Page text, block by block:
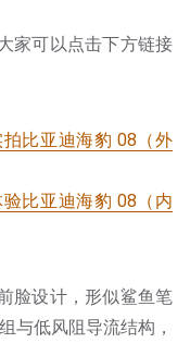
家可以点击下方链接
比亚迪海豹 08（外
比亚迪海豹 08（内
脸设计，形似鲨鱼笔
与低风阻导流结构，